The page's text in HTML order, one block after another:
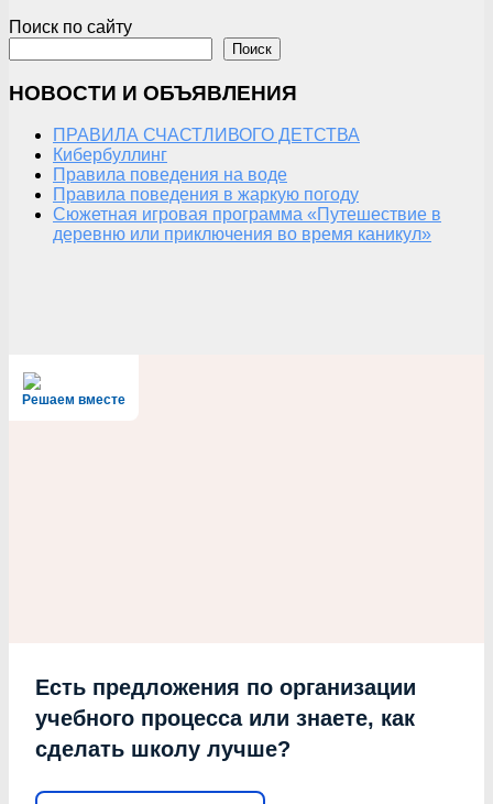
Поиск по сайту
Поиск
НОВОСТИ И ОБЪЯВЛЕНИЯ
ПРАВИЛА СЧАСТЛИВОГО ДЕТСТВА
Кибербуллинг
Правила поведения на воде
Правила поведения в жаркую погоду
Сюжетная игровая программа «Путешествие в
деревню или приключения во время каникул»
Решаем вместе
Есть предложения по организации
учебного процесса или знаете, как
сделать школу лучше?